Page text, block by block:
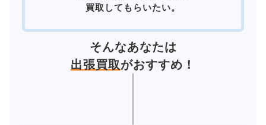
買取してもらいたい。
そんなあなたは
出張買取がおすすめ！